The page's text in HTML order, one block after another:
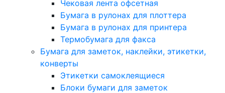
Чековая лента офсетная
Бумага в рулонах для плоттера
Бумага в рулонах для принтера
Термобумага для факса
Бумага для заметок, наклейки, этикетки,
конверты
Этикетки самоклеящиеся
Блоки бумаги для заметок